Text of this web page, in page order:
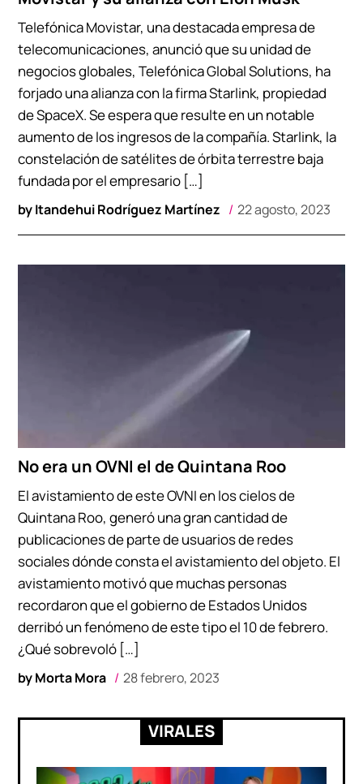
byItandehui Rodríguez Martínez 22 agosto, 2023
Telefónica Movistar, una destacada empresa de
telecomunicaciones, anunció que su unidad de
negocios globales, Telefónica Global Solutions, ha
forjado una alianza con la firma Starlink, propiedad
de SpaceX. Se espera que resulte en un notable
aumento de los ingresos de la compañía. Starlink, la
constelación de satélites de órbita terrestre baja
fundada por el empresario […]
No era un OVNI el de Quintana Roo
byMorta Mora 28 febrero, 2023
El avistamiento de este OVNI en los cielos de
Quintana Roo, generó una gran cantidad de
publicaciones de parte de usuarios de redes
sociales dónde consta el avistamiento del objeto. El
avistamiento motivó que muchas personas
recordaron que el gobierno de Estados Unidos
derribó un fenómeno de este tipo el 10 de febrero.
¿Qué sobrevoló […]
VIRALES